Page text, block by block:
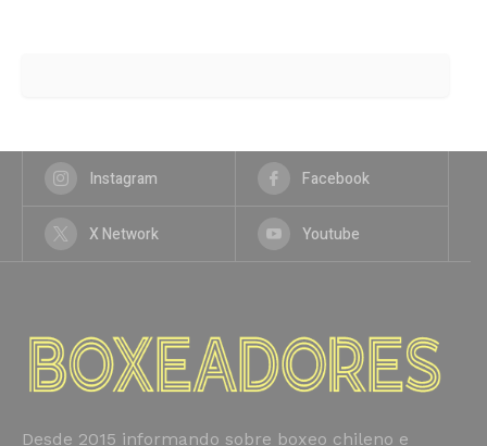
Instagram Facebook
X Network Youtube
Desde 2015 informando sobre boxeo chileno e